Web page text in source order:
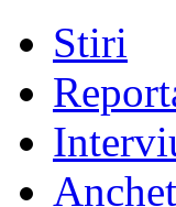
Stiri